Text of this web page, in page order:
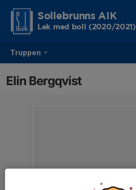
Truppen
Sollebrunns AIK
Lek med boll (2020/2021)
Elin Bergqvist